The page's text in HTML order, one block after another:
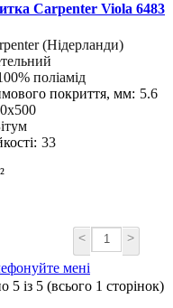
Carpenter Viola 6483
(Нідерланди)
поліамід
покриття, мм: 5.6
33
< >
мені
5 із 5 (всього 1 сторінок)